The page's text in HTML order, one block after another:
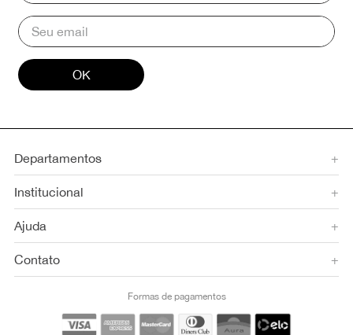
OK
Departamentos +
Institucional +
Ajuda +
Contato +
Formas de pagamentos